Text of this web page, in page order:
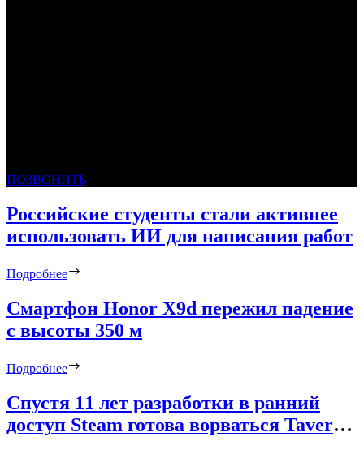
ПОЗВОНИТЬ
Российские студенты стали активнее
использовать ИИ для написания работ
Подробнее
Смартфон Honor X9d пережил падение
с высоты 350 м
Подробнее
Спустя 11 лет разработки в ранний
доступ Steam готова ворваться Tavern